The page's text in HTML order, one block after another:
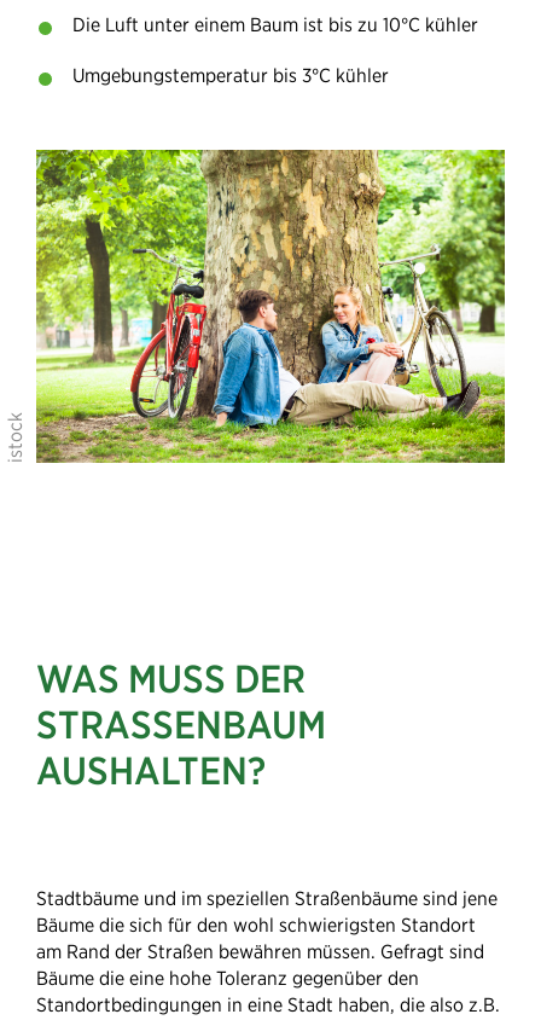
Die Luft unter einem Baum ist bis zu 10°C kühler
Umgebungstemperatur bis 3°C kühler
WAS MUSS DER
STRASSENBAUM
AUSHALTEN?
Stadtbäume und im speziellen Straßenbäume sind jene
Bäume die sich für den wohl schwierigsten Standort
am Rand der Straßen bewähren müssen. Gefragt sind
Bäume die eine hohe Toleranz gegenüber den
Standortbedingungen in eine Stadt haben, die also z.B.